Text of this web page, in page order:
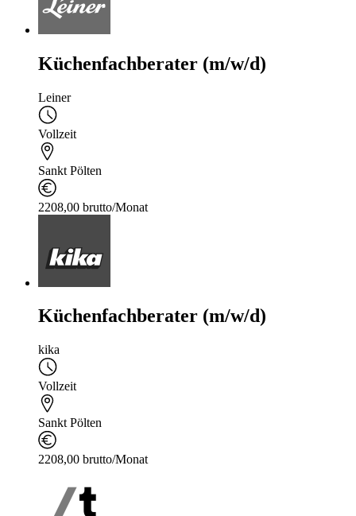
Küchenfachberater (m/w/d)
Leiner
Vollzeit
Sankt Pölten
2208,00 brutto/Monat
Küchenfachberater (m/w/d)
kika
Vollzeit
Sankt Pölten
2208,00 brutto/Monat